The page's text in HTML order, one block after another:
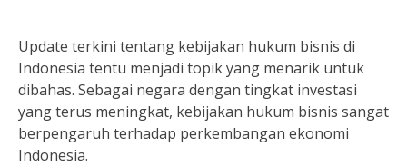
Update terkini tentang kebijakan hukum bisnis di
Indonesia tentu menjadi topik yang menarik untuk
dibahas. Sebagai negara dengan tingkat investasi
yang terus meningkat, kebijakan hukum bisnis sangat
berpengaruh terhadap perkembangan ekonomi
Indonesia.